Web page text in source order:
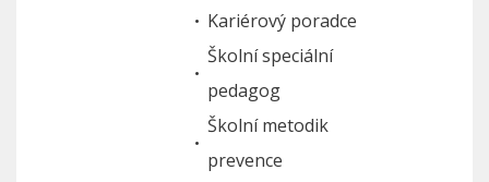
Kariérový poradce
Školní speciální
pedagog
Školní metodik
prevence